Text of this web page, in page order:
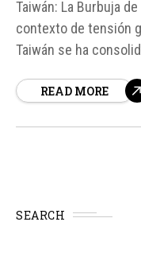
Taiwán: La Burbuja
contexto de tensión
Taiwán se ha
principalmente por la
READ MORE
SEARCH